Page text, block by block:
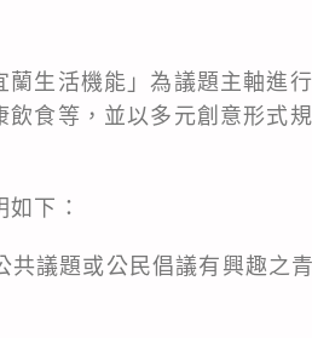
生活機能」為議題主軸進
飲食等，並以多元創意形式
下：
議題或公民倡議有興趣之